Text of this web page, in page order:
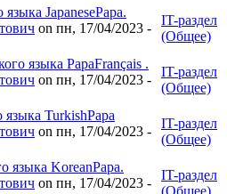
JapanesePapa.
on пн, 17/04/2023 -
IT-раздел
(Общее)
языка PapaFrançais .
on пн, 17/04/2023 -
IT-раздел
(Общее)
TurkishPapa
on пн, 17/04/2023 -
IT-раздел
(Общее)
языка KoreanPapa.
on пн, 17/04/2023 -
IT-раздел